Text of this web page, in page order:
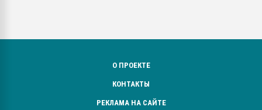
О ПРОЕКТЕ
КОНТАКТЫ
РЕКЛАМА НА САЙТЕ